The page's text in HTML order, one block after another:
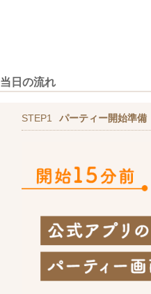
当日の流れ
STEP1 パーティー開始準備